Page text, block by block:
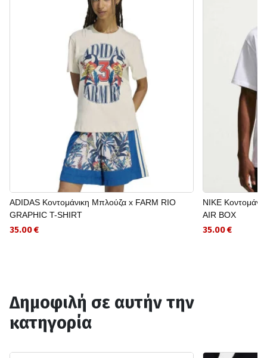
ADIDAS Κοντομάνικη Μπλούζα x FARM RIO
GRAPHIC T-SHIRT
35.00 €
NIKE
AIR BOX
35.00 €
Δημοφιλή σε αυτήν την
κατηγορία